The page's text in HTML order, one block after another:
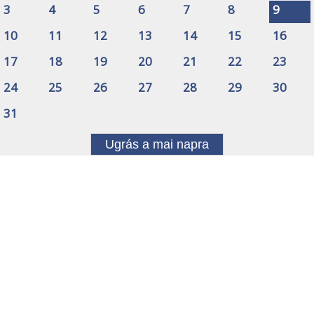
3
4 5 6 7 8
9
10
11 12 13 14 15
16
17
18 19 20 21 22
23
24
25 26 27 28 29
30
31
Ugrás a mai napra